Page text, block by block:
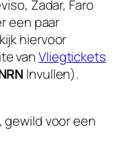
Zadar, Faro
een paar
hiervoor
vanVliegtickets
Invullen).
voor een